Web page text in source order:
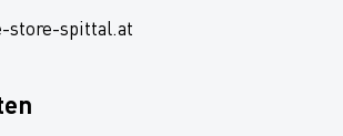
store-spittal.at